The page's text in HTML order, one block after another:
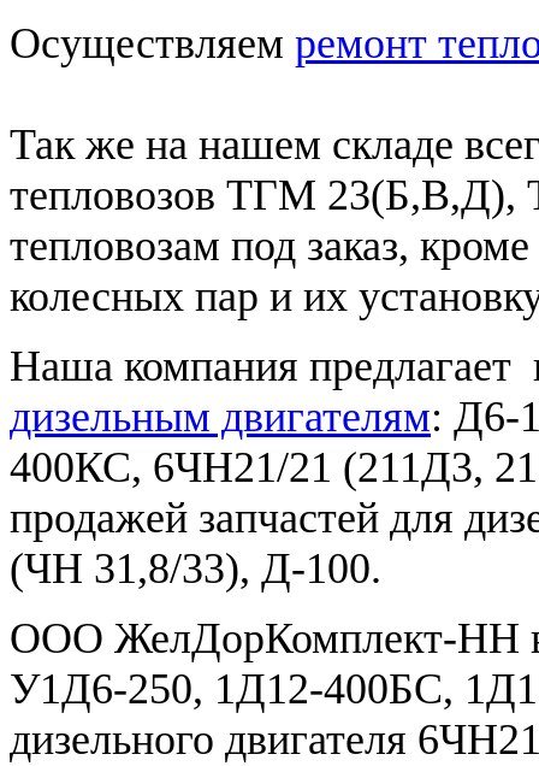
Осуществляем ремонт
Так же на нашем складе
тепловозов ТГМ
тепловозам под заказ,
колесных пар и их
Наша компания предлагает
дизельным двигателям: Д6-
400КС, 6ЧН21/21 (211Д3,
продажей запчастей для
(ЧН 31,8/33), Д-100.
ООО ЖелДорКомплект-НН
У1Д6-250, 1Д12-400БС,
дизельного двигателя